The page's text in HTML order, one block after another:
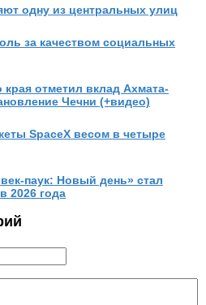
одну из центральных улиц
за качеством социальных
отметил вклад Ахмата-
Чечни (+видео)
SpaceX весом в четыре
Новый день» стал
2026 года